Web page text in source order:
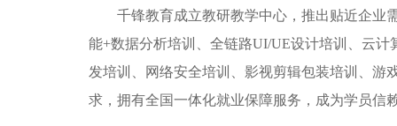
千锋教育成立教研教学中心，推出贴近企业
能+数据分析培训、全链路UI/UE设计培训、云
发培训、网络安全培训、影视剪辑包装培训、游
求，拥有全国一体化就业保障服务，成为学员信